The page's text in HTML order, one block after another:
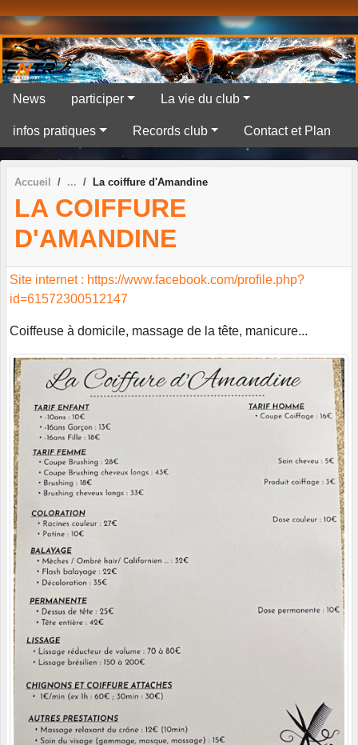
News participer La vie du club
infos pratiques Records club Contact et Plan
Accueil La coiffure d'Amandine
LA COIFFURE
D'AMANDINE
Site internet : https://www.facebook.com/profile.php?
id=61572300512147
Coiffeuse à domicile, massage de la tête, manicure...